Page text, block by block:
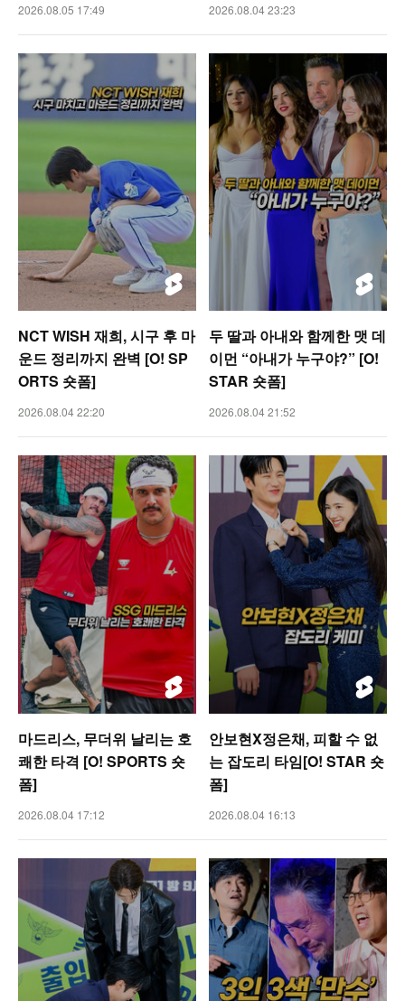
2026.08.05 17:49 2026.08.04 23:23
NCT WISH 재희, 시구 후 마
운드 정리까지 완벽 [O! SP
ORTS 숏폼]
2026.08.04 22:20
두 딸과 아내와 함께한 맷 데
이먼 “아내가 누구야?” [O!
STAR 숏폼]
2026.08.04 21:52
마드리스, 무더위 날리는 호
쾌한 타격 [O! SPORTS 숏
폼]
2026.08.04 17:12
안보현X정은채, 피할 수 없
는 잡도리 타임[O! STAR 숏
폼]
2026.08.04 16:13